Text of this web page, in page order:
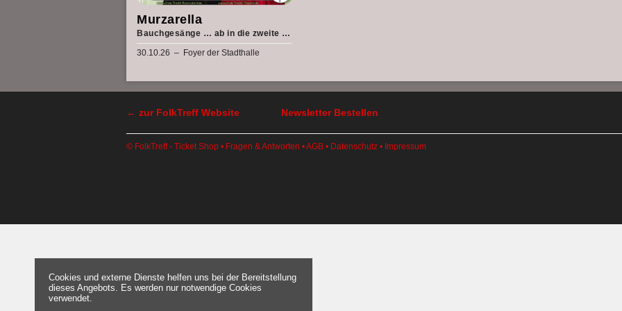
Murzarella
Bauchgesänge … ab in die zweite Runde
30.10.26 – Foyer der Stadthalle
← zur FolkTreff Website Newsletter Bestellen
© FolkTreff - Ticket Shop • Fragen & Antworten •AGB • Datenschutz • Impressum
Cookies und externe Dienste helfen uns bei der Bereitstellung
dieses Angebots. Es werden nur notwendige Cookies
verwendet.